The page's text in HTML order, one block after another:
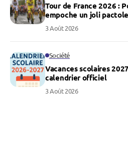
Tour de France 2026 :
empoche un joli pactole
3 Août 2026
Société
Vacances scolaires
calendrier officiel
3 Août 2026